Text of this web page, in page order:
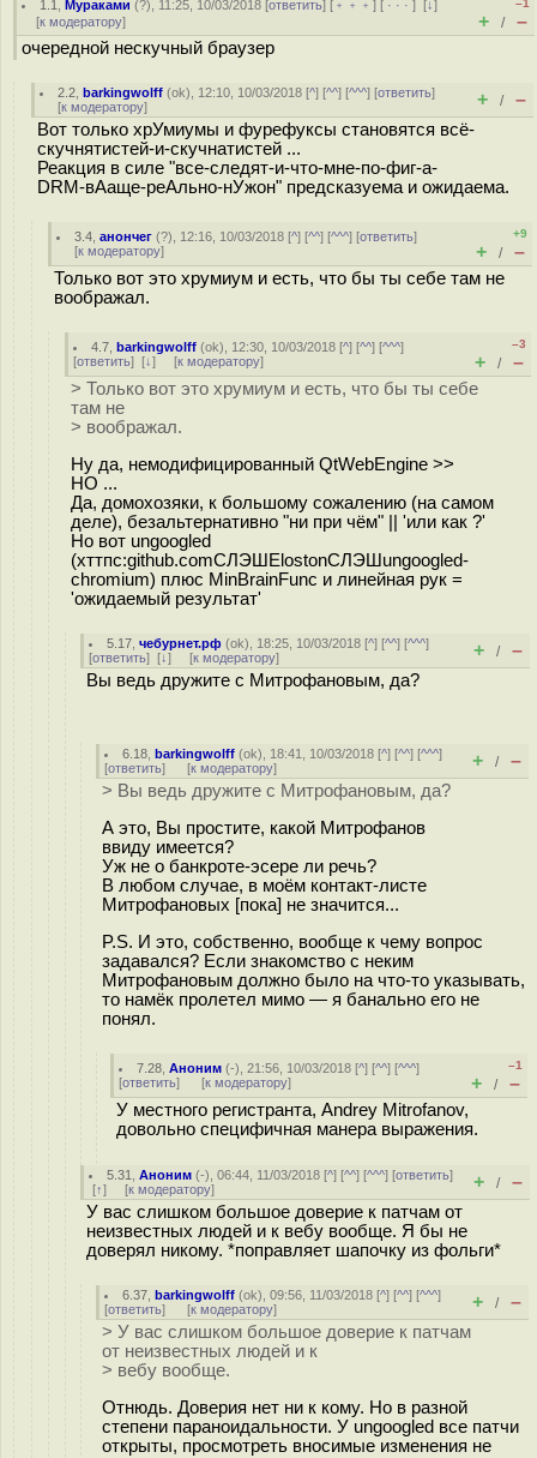
1.1 ,Мураками (?), 11:25, 10/03/2018 [ответить] [ ﹢﹢﹢] [ · · ·][↓]
[к модератору]
–1
+ / –
очередной нескучный браузер
2.2 ,barkingwolff (ok), 12:10, 10/03/2018 [^] [^^] [^^^] [ответить]
[к модератору] + / –
Вот только хрУмиумы и фурефуксы становятся всё-
скучнятистей-и-скучнатистей ...
Реакция в силе "все-следят-и-что-мне-по-фиг-а-
DRM-вАаще-реАльно-нУжон" предсказуема и ожидаема.
3.4 ,анончег (?), 12:16, 10/03/2018 [^] [^^] [^^^] [ответить]
[к модератору]
+9
+ / –
Только вот это хрумиум и есть, что бы ты себе там не
воображал.
4.7 ,barkingwolff (ok), 12:30, 10/03/2018 [^] [^^] [^^^]
[ответить] [↓] [к модератору]
–3
+ / –
> Только вот это хрумиум и есть, что бы ты себе
там не
> воображал.
Ну да, немодифицированный QtWebEngine >>
НО ...
Да, домохозяки, к большому сожалению (на самом
деле), безальтернативно "ни при чём" || 'или как ?'
Но вот ungoogled
(хттпс:github.comСЛЭШElostonСЛЭШungoogled-
chromium) плюс MinBrainFunc и линейная рук =
'ожидаемый результат'
5.17 ,чебурнет.рф (ok), 18:25, 10/03/2018 [^] [^^] [^^^]
[ответить] [↓] [к модератору] + / –
Вы ведь дружите с Митрофановым, да?
6.18 ,barkingwolff (ok), 18:41, 10/03/2018 [^] [^^] [^^^]
[ответить] [к модератору] + / –
> Вы ведь дружите с Митрофановым, да?
А это, Вы простите, какой Митрофанов
ввиду имеется?
Уж не о банкроте-эсере ли речь?
В любом случае, в моём контакт-листе
Митрофановых [пока] не значится...
P.S. И это, собственно, вообще к чему вопрос
задавался? Если знакомство с неким
Митрофановым должно было на что-то указывать,
то намёк пролетел мимо — я банально его не
понял.
7.28 ,Аноним (-), 21:56, 10/03/2018 [^] [^^] [^^^]
[ответить] [к модератору]
–1
+ / –
У местного регистранта, Andrey Mitrofanov,
довольно специфичная манера выражения.
5.31 ,Аноним (-), 06:44, 11/03/2018 [^] [^^] [^^^] [ответить]
[↑] [к модератору] + / –
У вас слишком большое доверие к патчам от
неизвестных людей и к вебу вообще. Я бы не
доверял никому. *поправляет шапочку из фольги*
6.37 ,barkingwolff (ok), 09:56, 11/03/2018 [^] [^^] [^^^]
[ответить] [к модератору] + / –
> У вас слишком большое доверие к патчам
от неизвестных людей и к
> вебу вообще.
Отнюдь. Доверия нет ни к кому. Но в разной
степени параноидальности. У ungoogled все патчи
открыты, просмотреть вносимые изменения не